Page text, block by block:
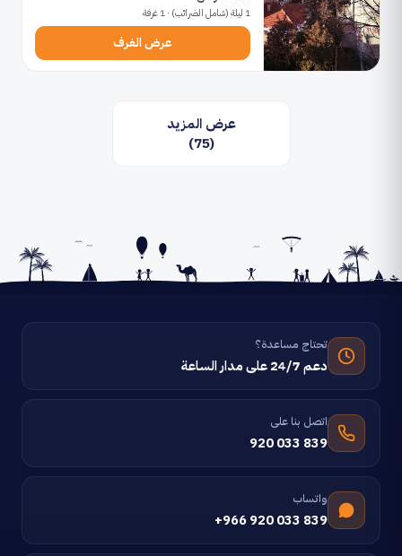
1 ليلة (شامل الضرائب) · 1 غرفة
عرض الغرف
عرض المزيد
(75)
تحتاج مساعدة؟
دعم 24/7 على مدار الساعة
اتصل بنا على
920 033 839
واتساب
+966 920 033 839